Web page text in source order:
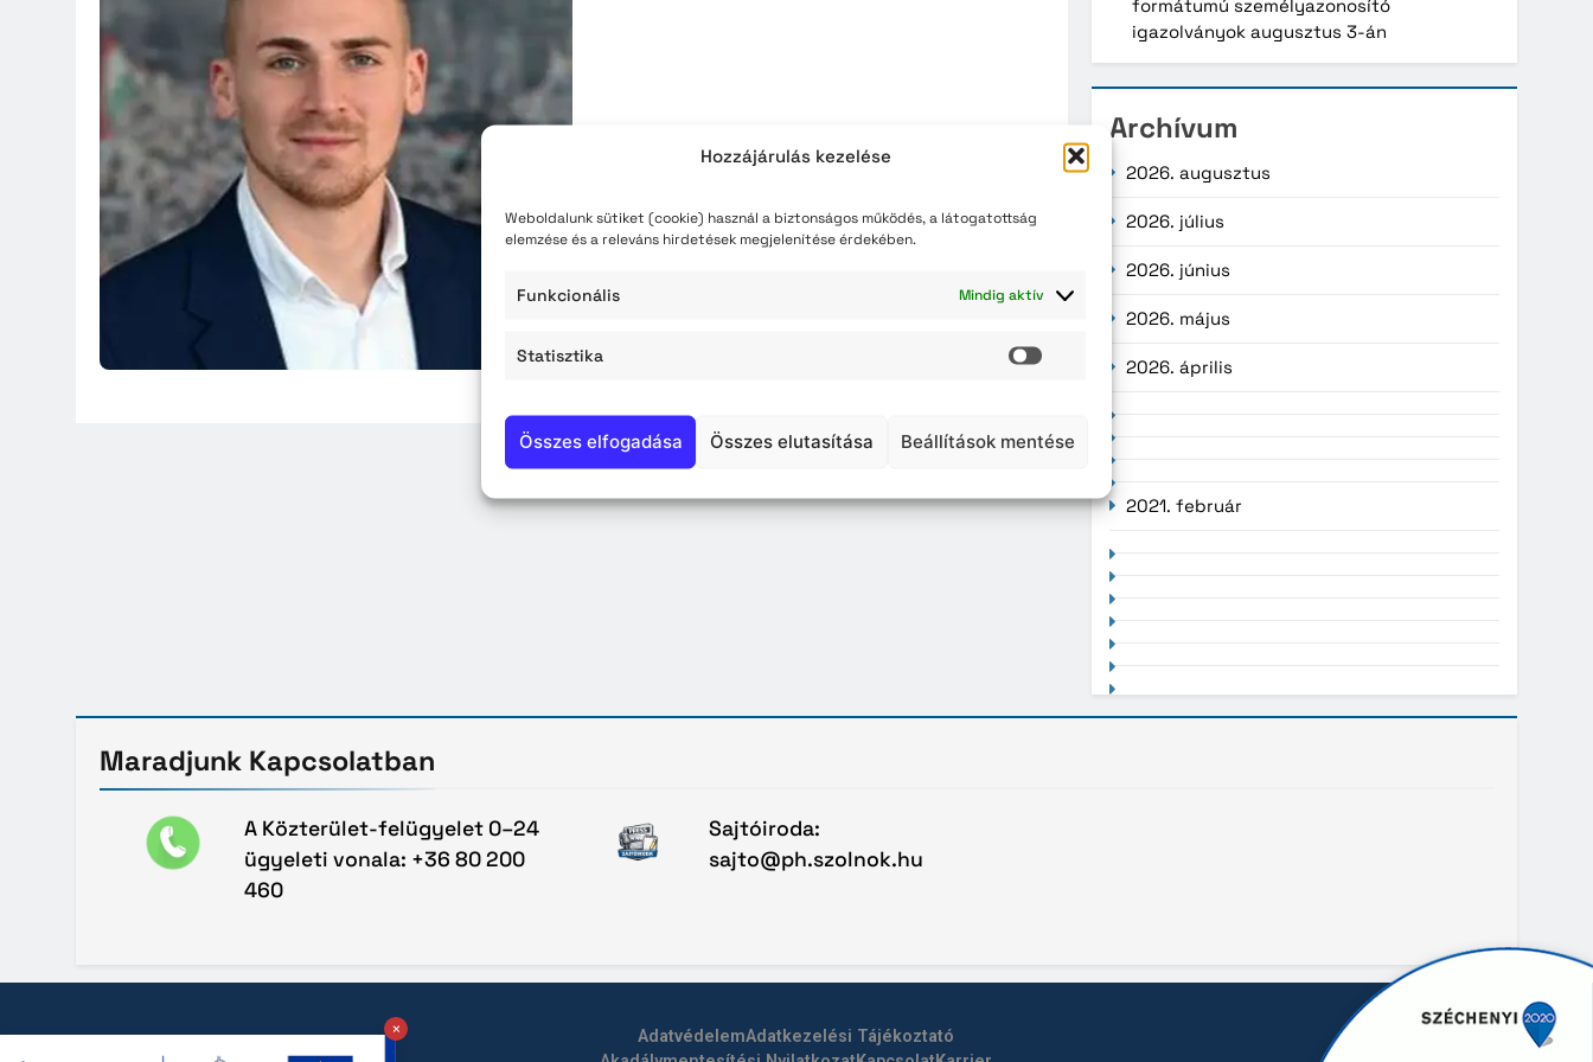
Hozzájárulás kezelése
Weboldalunk sütiket (cookie) használ a biztonságos működés, a látogatottság
elemzése és a releváns hirdetések megjelenítése érdekében.
Funkcionális Mindig aktív
Statisztika
Statisztika
Összes elfogadása Összes elutasítása Beállítások mentése
Közbeszerzés
formátumú személyazonosító
igazolványok augusztus 3-án
Archívum
2026. augusztus
2026. július
2026. június
2026. május
2026. április
2021. február
Maradjunk Kapcsolatban
A Közterület-felügyelet 0–24
ügyeleti vonala: +36 80 200
460
Sajtóiroda:
sajto@ph.szolnok.hu
AdatvédelemAdatkezelési Tájékoztató
×